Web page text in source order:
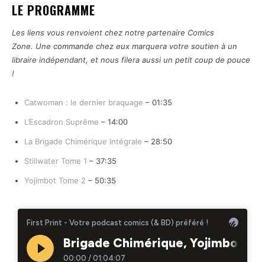
LE PROGRAMME
Les liens vous renvoient chez notre partenaire Comics
Zone. Une commande chez eux marquera votre soutien à un
libraire indépendant, et nous filera aussi un petit coup de pouce
!
Catwoman : le dernier braquage – 01:35
L’Escadron Suprême – 14:00
La Brigade Chimérique Intégrale – 28:50
Stillwater Tome 1 – 37:35
Yojimbot Tome 2 – 50:35